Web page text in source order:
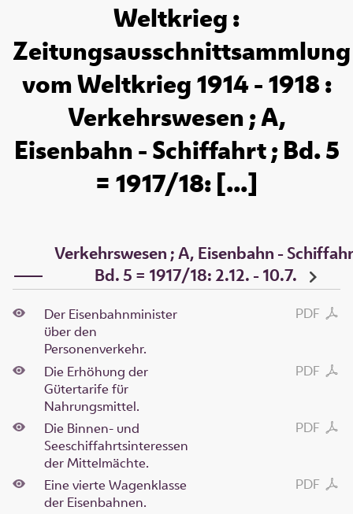
Weltkrieg :
Zeitungsausschnittsammlung
vom Weltkrieg 1914 - 1918 :
Verkehrswesen ; A,
Eisenbahn - Schiffahrt ; Bd. 5
= 1917/18: [...]
Verkehrswesen ; A, Eisenbahn -
Bd. 5 = 1917/18: 2.12. - 10.7.
PDF
Der Eisenbahnminister
über den
Personenverkehr.
PDF
Die Erhöhung der
Gütertarife für
Nahrungsmittel.
PDF
Die Binnen- und
Seeschiffahrtsinteressen
der Mittelmächte.
PDF
Eine vierte Wagenklasse
der Eisenbahnen.